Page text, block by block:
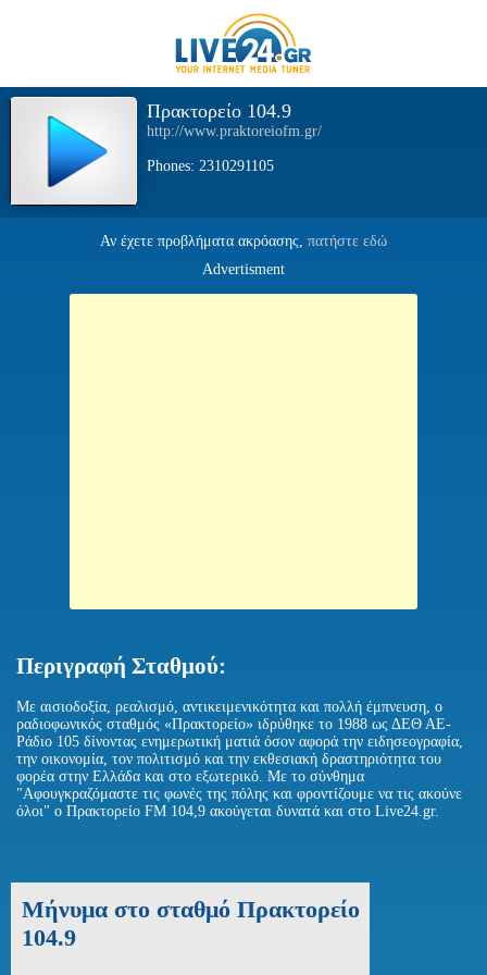
Πρακτορείο 104.9
http://www.praktoreiofm.gr/
Phones: 2310291105
Αν έχετε προβλήματα ακρόασης, πατήστε εδώ
Advertisment
Περιγραφή Σταθμού:
Με αισιοδοξία, ρεαλισμό, αντικειμενικότητα και πολλή έμπνευση, ο
ραδιοφωνικός σταθμός «Πρακτορείο» ιδρύθηκε το 1988 ως ΔΕΘ ΑΕ-
Ράδιο 105 δίνοντας ενημερωτική ματιά όσον αφορά την ειδησεογραφία,
την οικονομία, τον πολιτισμό και την εκθεσιακή δραστηριότητα του
φορέα στην Ελλάδα και στο εξωτερικό. Με το σύνθημα
"Αφουγκραζόμαστε τις φωνές της πόλης και φροντίζουμε να τις ακούνε
όλοι" ο Πρακτορείο FM 104,9 ακούγεται δυνατά και στο Live24.gr.
Μήνυμα στο σταθμό Πρακτορείο
104.9